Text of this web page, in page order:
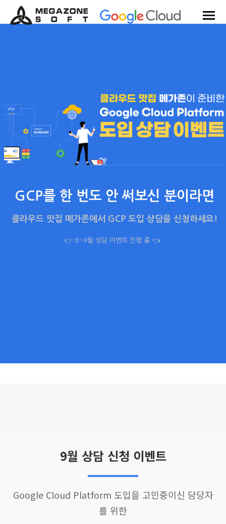
클라우드 맛집 메가존에서 GCP 도입 상담을 신청하세요!
GCP를 한 번도 안 써보신 분이라면
👉 8~9월 상담 이벤트 진행 중 👈
9월 상담 신청 이벤트
Google Cloud Platform 도입을 고민중이신 담당자
를 위한